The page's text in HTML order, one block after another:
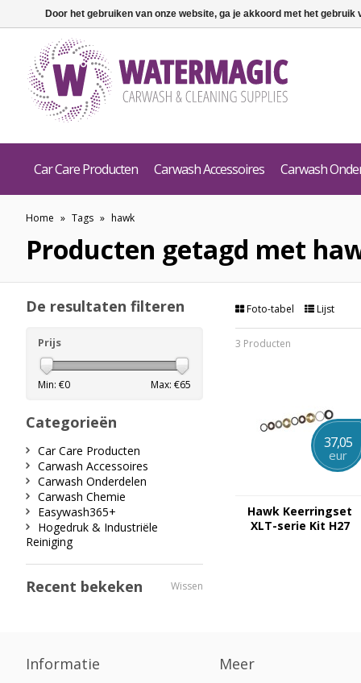
Car Care Producten Carwash Accessoires Carwash
Home » Tags » hawk
Producten getagd met
Foto-tabel Lijst
3 Producten
37,05
eur
Hawk Keerringset
XLT-serie Kit H27
De resultaten filteren
Prijs
Min: €0 Max: €65
Categorieën
Car Care Producten
Carwash Accessoires
Carwash Onderdelen
Carwash Chemie
Easywash365+
Hogedruk & Industriële
Reiniging
Recent bekeken Wissen
Informatie Meer
Door het gebruiken van onze website, ga je akkoord met het